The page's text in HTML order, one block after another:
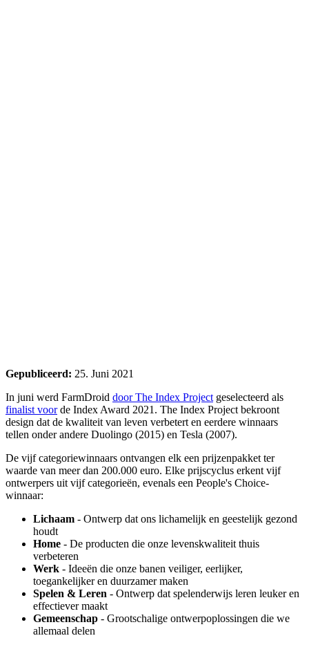
Gepubliceerd: 25. Juni 2021
In juni werd FarmDroid door The Index Project geselecteerd als
finalist voorde Index Award 2021. The Index Project bekroont
design dat de kwaliteit van leven verbetert en eerdere winnaars
tellen onder andere Duolingo (2015) en Tesla (2007).
De vijf categoriewinnaars ontvangen elk een prijzenpakket ter
waarde van meer dan 200.000 euro. Elke prijscyclus erkent vijf
ontwerpers uit vijf categorieën, evenals een People's Choice-
winnaar:
Lichaam - Ontwerp dat ons lichamelijk en geestelijk gezond
houdt
Home - De producten die onze levenskwaliteit thuis
verbeteren
Werk - Ideeën die onze banen veiliger, eerlijker,
toegankelijker en duurzamer maken
Spelen & Leren - Ontwerp dat spelenderwijs leren leuker en
effectiever maakt
Gemeenschap - Grootschalige ontwerpoplossingen die we
allemaal delen